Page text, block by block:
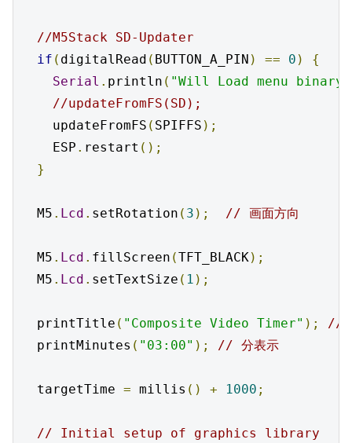
//M5Stack SD-Updater
if ( digitalRead ( BUTTON_A_PIN ) == 0 )
{
Serial . println ( "Will Load menu binary"
//updateFromFS(SD);
    updateFromFS
( SPIFFS );
    ESP
. restart ();
}
  M5
. Lcd . setRotation ( 3 ); // 画面方向
  M5
. Lcd . fillScreen (TFT_BLACK);
  M5
. Lcd . setTextSize ( 1 );
  printTitle
( "Composite Video Timer" );
//
  printMinutes
( "03:00" ); // 分表示
  targetTime
= millis () + 1000 ;
// Initial setup of graphics library